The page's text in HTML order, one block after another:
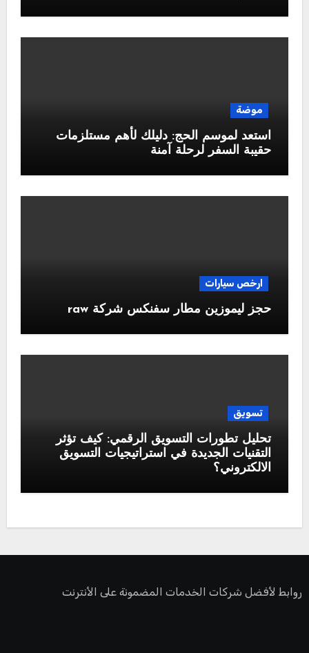
موضة
استعد لموسم الحج: دليلك لأهم مستلزمات
حقيبة السفر لرحلة آمنة
ارخص سيارات
حجز ليموزين مطار سفنكس شركة raw
تسويق
تحليل تطورات التسويق الرقمي: كيف تؤثر
التقنيات الجديدة في استراتيجيات التسويق
الالكتروني؟
روابط لأفضل شركات الخدمات المضمونة على الأنترنت